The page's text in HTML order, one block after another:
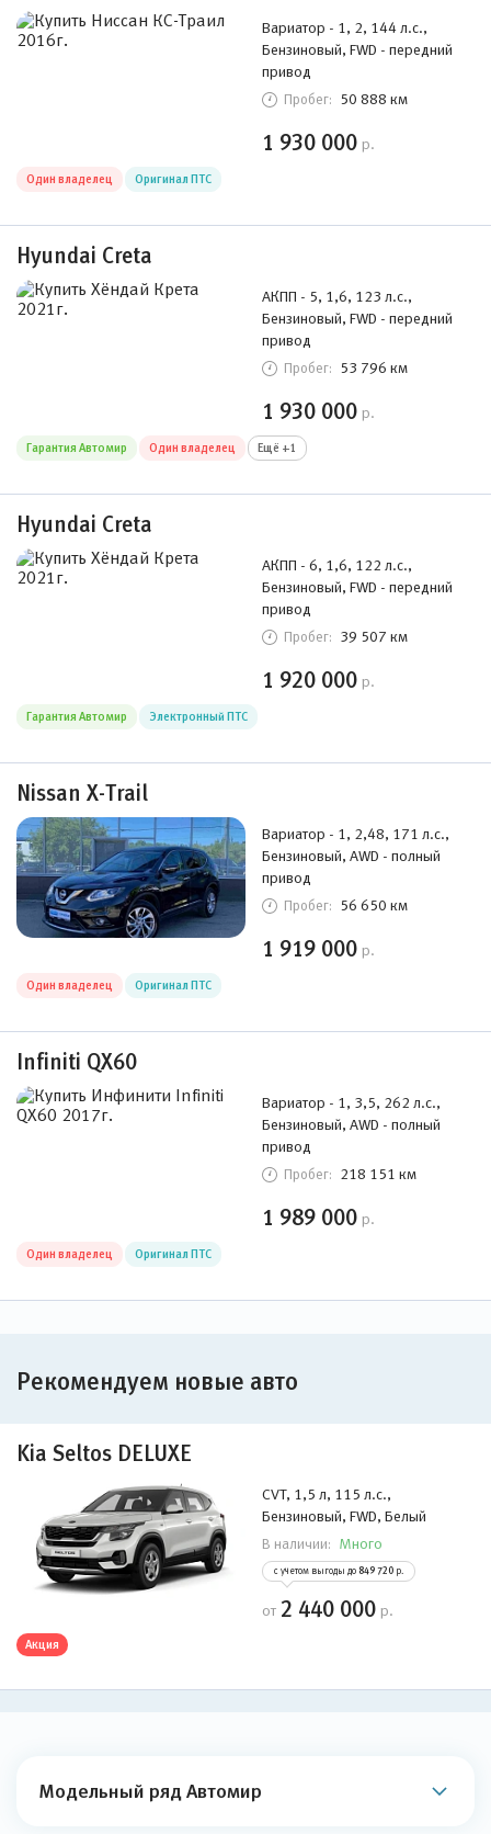
Вариатор - 1, 2, 144 л.с.,
Бензиновый, FWD - передний
привод
Пробег: 50 888 км
1 930 000 р.
Один владелец Оригинал ПТС
Hyundai Creta
АКПП - 5, 1,6, 123 л.с.,
Бензиновый, FWD - передний
привод
Пробег: 53 796 км
1 930 000 р.
Гарантия Автомир Один владелец Ещё +1
Hyundai Creta
АКПП - 6, 1,6, 122 л.с.,
Бензиновый, FWD - передний
привод
Пробег: 39 507 км
1 920 000 р.
Гарантия Автомир Электронный ПТС
Nissan X-Trail
Вариатор - 1, 2,48, 171 л.с.,
Бензиновый, AWD - полный
привод
Пробег: 56 650 км
1 919 000 р.
Один владелец Оригинал ПТС
Infiniti QX60
Вариатор - 1, 3,5, 262 л.с.,
Бензиновый, AWD - полный
привод
Пробег: 218 151 км
1 989 000 р.
Один владелец Оригинал ПТС
Рекомендуем новые авто
Kia Seltos DELUXE
CVT, 1,5 л, 115 л.с.,
Бензиновый, FWD, Белый
В наличии: Много
с учетом выгоды до 849 720 р.
от 2 440 000 р.
Акция
Модельный ряд Автомир